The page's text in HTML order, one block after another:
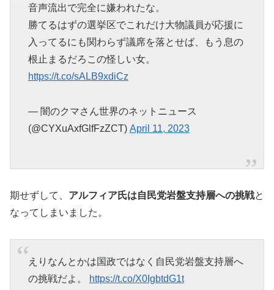
音声流出で完全に嫌われたな。
勝てるはずの選挙区でこれだけ大物議員が応援に
入ってるにも関わらず議席を落とせば、もう息の
根止まるだろこの怪しい女。
https://t.co/sALB9xdiCz
— 闇のクマさん世界のネットニュース
(@CYXuAxfGlfFzZCT) April 11, 2023
期せずして、 アルフィア氏は自民党岩盤支持層への挑戦と
なってしまいました。
えりなんとかは国政ではなく自民党岩盤支持層へ
の挑戦だよ。
https://t.co/X0IgbtdG1t